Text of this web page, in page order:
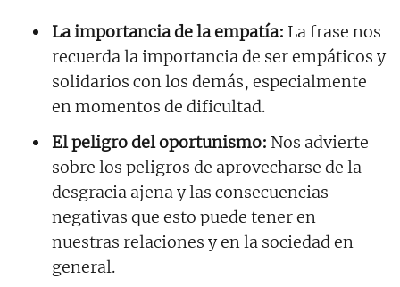
La importancia de la empatía: La frase nos
recuerda la importancia de ser empáticos y
solidarios con los demás, especialmente
en momentos de dificultad.
El peligro del oportunismo: Nos advierte
sobre los peligros de aprovecharse de la
desgracia ajena y las consecuencias
negativas que esto puede tener en
nuestras relaciones y en la sociedad en
general.